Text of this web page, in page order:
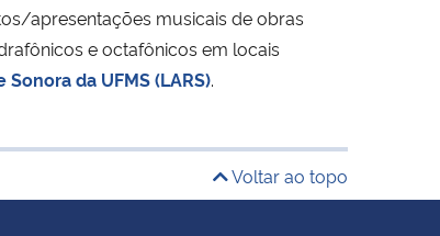
apresentações musicais de obras
e octafônicos em locais
da UFMS (LARS).
Voltar ao topo